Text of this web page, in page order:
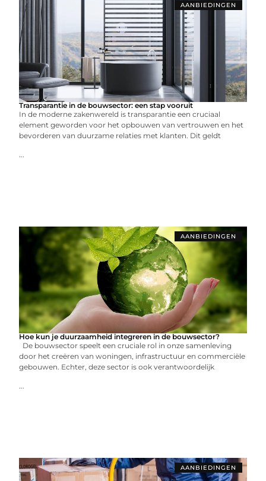
AANBIEDINGEN
Transparantie in de bouwsector: een stap vooruit
In de moderne zakenwereld is transparantie een cruciaal
element geworden voor het opbouwen van vertrouwen en het
bevorderen van duurzame relaties met klanten. Dit geldt
...
AANBIEDINGEN
Hoe kun je duurzaamheid integreren in de bouwsector?
De bouwsector speelt een cruciale rol in onze samenleving
door het creëren van woningen, infrastructuur en commerciële
gebouwen. Echter, deze sector is ook verantwoordelijk
...
AANBIEDINGEN